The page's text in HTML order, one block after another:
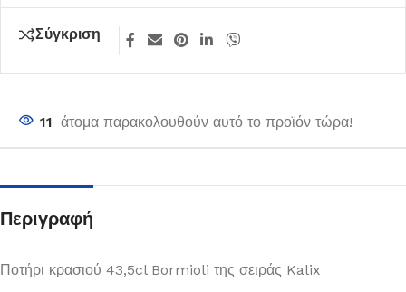
Σύγκριση
11 άτομα παρακολουθούν αυτό το προϊόν τώρα!
Περιγραφή
Ποτήρι κρασιού 43,5cl Bormioli της σειράς Kalix